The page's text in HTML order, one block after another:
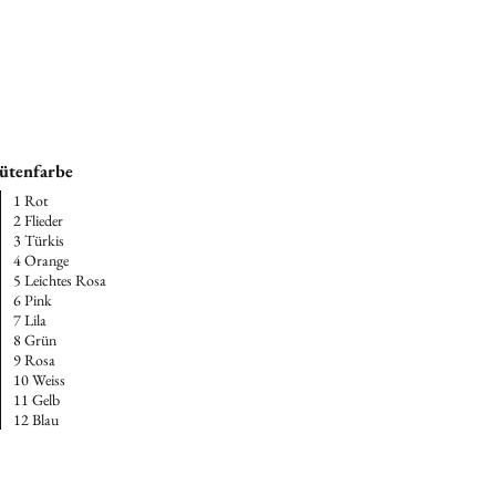
1 Rot
2 Flieder
3 Türkis
4 Orange
5 Leichtes Rosa
6 Pink
7 Lila
8 Grün
9 Rosa
10 Weiss
11 Gelb
12 Blau